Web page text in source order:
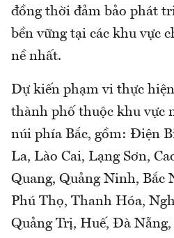
đồng thời đảm bảo phát
bền vững tại các khu vực
nề nhất.
Dự kiến phạm vi thực
thành phố thuộc khu vực
núi phía Bắc, gồm: Điện
La, Lào Cai, Lạng Sơn,
Quang, Quảng Ninh, Bắc
Phú Thọ, Thanh Hóa,
Quảng Trị, Huế, Đà